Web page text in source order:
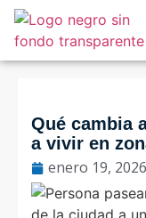
Qué cambia
a vivir en
enero 19, 2026